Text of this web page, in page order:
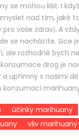
se mohou lišit. I
nad tím, jaké
vaše zdraví. A
se nacházíte. Sice
ale rozhodně bych
drog je
a upřímný s našimi
konzumací
účinky marihuany
vliv